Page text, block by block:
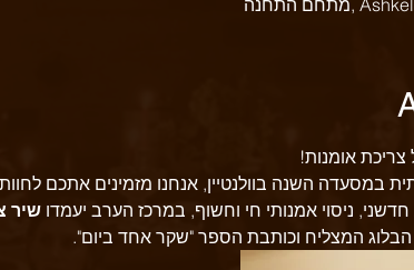
אומנות!
במסעדה השנה בוולנטיין, אנחנו מזמינים אתכם
ניסוי אמנותי חי וחשוף, במרכז הערב יעמדו שיר
המצליח וכותבת הספר "שקר אחד ביום".